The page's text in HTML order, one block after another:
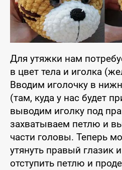
Для утяжки нам
в цвет тела и иголка
Вводим иголочку в
(там, куда у нас будет
выводим иголку под
захватываем петлю и
части головы. Теперь
утянуть правый глазик
отступить петлю и